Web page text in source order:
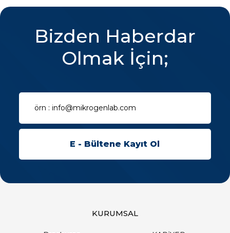
Bizden Haberdar
Olmak İçin;
KURUMSAL